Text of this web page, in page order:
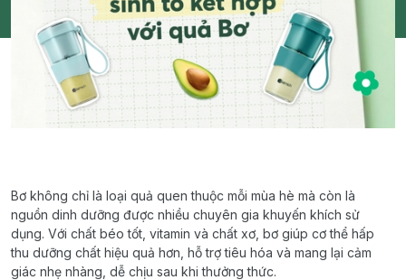
Bơ không chỉ là loại quả quen thuộc mỗi mùa hè mà còn là
nguồn dinh dưỡng được nhiều chuyên gia khuyến khích sử
dụng. Với chất béo tốt, vitamin và chất xơ, bơ giúp cơ thể hấp
thu dưỡng chất hiệu quả hơn, hỗ trợ tiêu hóa và mang lại cảm
giác nhẹ nhàng, dễ chịu sau khi thưởng thức.